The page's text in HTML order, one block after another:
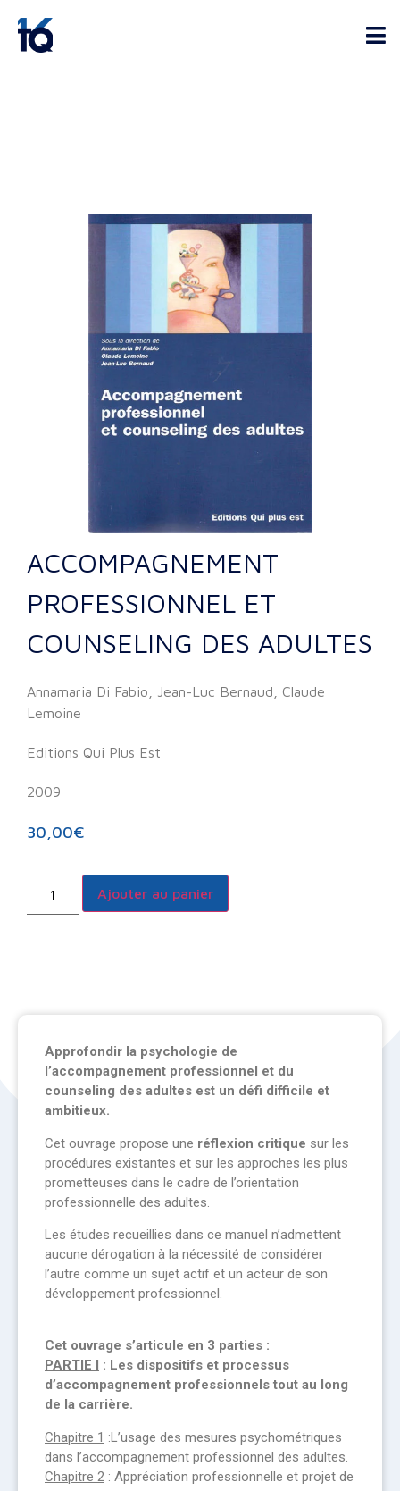
ACCOMPAGNEMENT
PROFESSIONNEL ET
COUNSELING DES ADULTES
Annamaria Di Fabio, Jean-Luc Bernaud, Claude
Lemoine
Editions Qui Plus Est
2009
30,00€
Ajouter au panier
Approfondir la psychologie de
l’accompagnement professionnel et du
counseling des adultes est un défi difficile et
ambitieux.
Cet ouvrage propose une réflexion critique sur les
procédures existantes et sur les approches les plus
prometteuses dans le cadre de l’orientation
professionnelle des adultes.
Les études recueillies dans ce manuel n’admettent
aucune dérogation à la nécessité de considérer
l’autre comme un sujet actif et un acteur de son
développement professionnel.
Cet ouvrage s’articule en 3 parties :
PARTIE I
: Les dispositifs et processus
d’accompagnement professionnels tout au long
de la carrière.
Chapitre 1 :L’usage des mesures psychométriques
dans l’accompagnement professionnel des adultes.
Chapitre 2 : Appréciation professionnelle et projet de